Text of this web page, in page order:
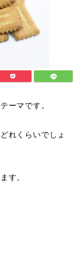
ーマです。
れくらいでしょ
す。